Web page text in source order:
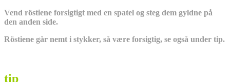
Vend röstiene forsigtigt med en spatel og steg dem gyldne på
den anden side.
Röstiene går nemt i stykker, så være forsigtig, se også under tip.
tip